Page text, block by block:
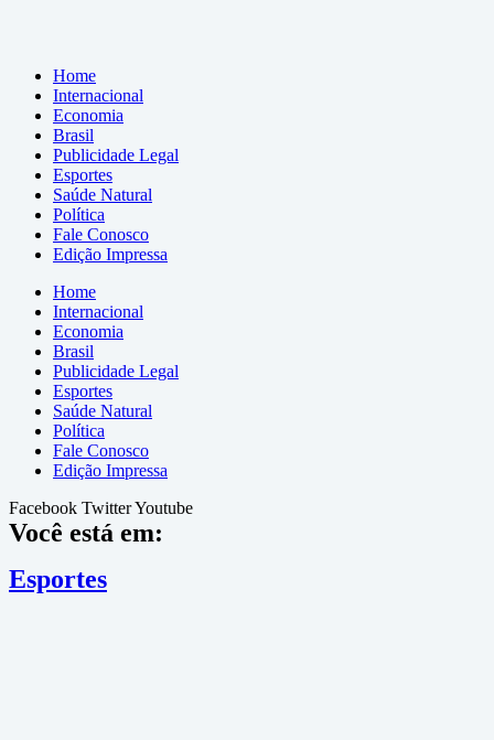
Home
Internacional
Economia
Brasil
Publicidade Legal
Esportes
Saúde Natural
Política
Fale Conosco
Edição Impressa
Home
Internacional
Economia
Brasil
Publicidade Legal
Esportes
Saúde Natural
Política
Fale Conosco
Edição Impressa
Facebook TwitterYoutube
Você está em:
Esportes